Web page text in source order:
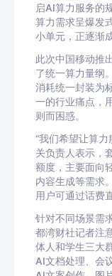
启AI算力服务的
算力需求呈爆发
小单元，正逐渐
此次中国移动推
了统一算力量纲
消耗统一封装为
一的行业痛点，
则而困惑。
“我们希望让算
关负责人表示，
额度，主要面向
内容生成等需求
用户可通过话费
针对不同场景需
都湾财社记者注
体人和学生三大
AI文档处理、会